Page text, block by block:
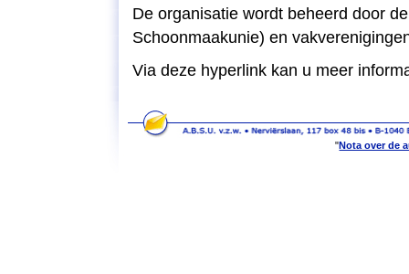
De organisatie wordt beheerd door
Schoonmaakunie) en
Via deze hyperlink kan u meer
Nota over de